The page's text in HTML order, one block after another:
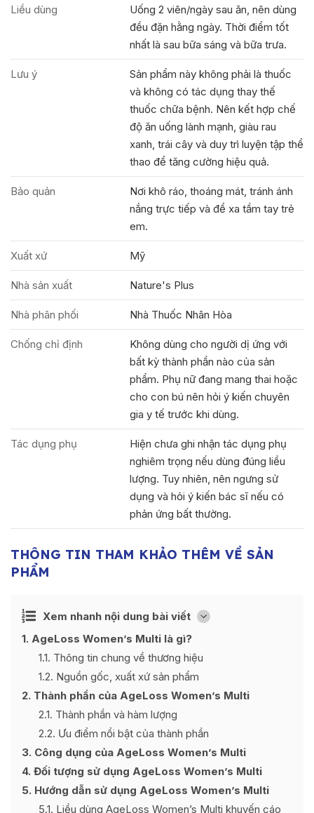
Liều dùng
Uống 2 viên/ngày sau ăn, nên dùng
đều đặn hằng ngày. Thời điểm tốt
nhất là sau bữa sáng và bữa trưa.
Lưu ý
Sản phẩm này không phải là thuốc
và không có tác dụng thay thế
thuốc chữa bệnh. Nên kết hợp chế
độ ăn uống lành mạnh, giàu rau
xanh, trái cây và duy trì luyện tập thể
thao để tăng cường hiệu quả.
Bảo quản
Nơi khô ráo, thoáng mát, tránh ánh
nắng trực tiếp và để xa tầm tay trẻ
em.
Xuất xứ Mỹ
Nhà sản xuất Nature's Plus
Nhà phân phối Nhà Thuốc Nhân Hòa
Chống chỉ định
Không dùng cho người dị ứng với
bất kỳ thành phần nào của sản
phẩm. Phụ nữ đang mang thai hoặc
cho con bú nên hỏi ý kiến chuyên
gia y tế trước khi dùng.
Tác dụng phụ
Hiện chưa ghi nhận tác dụng phụ
nghiêm trọng nếu dùng đúng liều
lượng. Tuy nhiên, nên ngưng sử
dụng và hỏi ý kiến bác sĩ nếu có
phản ứng bất thường.
THÔNG TIN THAM KHẢO THÊM VỀ SẢN
PHẨM
Xem nhanh nội dung bài viết [
Ẩn
1 AgeLoss Women’s Multi là gì?
1.1 Thông tin chung về thương hiệu
1.2 Nguồn gốc, xuất xứ sản phẩm
2 Thành phần của AgeLoss Women’s Multi
2.1 Thành phần và hàm lượng
2.2 Ưu điểm nổi bật của thành phần
3 Công dụng của AgeLoss Women’s Multi
4 Đối tượng sử dụng AgeLoss Women’s Multi
5 Hướng dẫn sử dụng AgeLoss Women’s Multi
5.1 Liều dùng AgeLoss Women’s Multi khuyến cáo